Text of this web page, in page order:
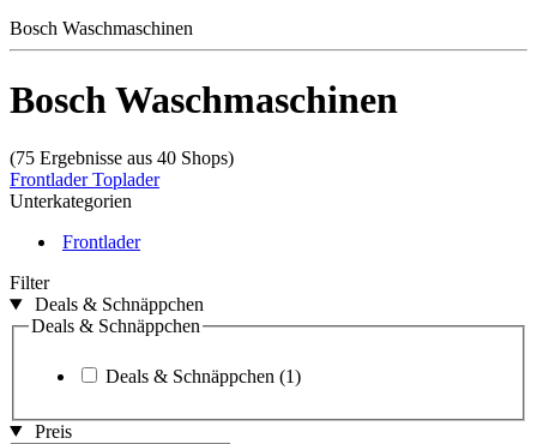
Bosch Waschmaschinen
Bosch Waschmaschinen
(75 Ergebnisse aus 40 Shops)
FrontladerToplader
Unterkategorien
Frontlader
Filter
Deals & Schnäppchen
Deals & Schnäppchen
Deals & Schnäppchen (1)
Preis